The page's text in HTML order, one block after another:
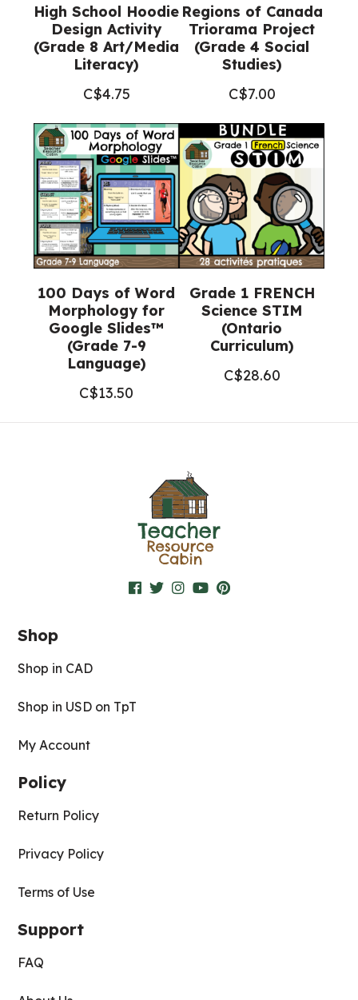
High School Hoodie
Design Activity
(Grade 8 Art/Media
Literacy)
C$4.75
Regions of Canada
Triorama Project
(Grade 4 Social
Studies)
C$7.00
100 Days of Word
Morphology for
Google Slides™
(Grade 7-9
Language)
C$13.50
Grade 1 FRENCH
Science STIM
(Ontario
Curriculum)
C$28.60
Shop
Shop in CAD
Shop in USD on TpT
My Account
Policy
Return Policy
Privacy Policy
Terms of Use
Support
FAQ